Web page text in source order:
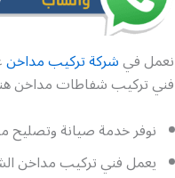
نعمل فيشركة تركيب مداخن
فني تركيب شفاطات مداخن
نوفر خدمة صيانة وتصليح
يعمل فني تركيب مداخن